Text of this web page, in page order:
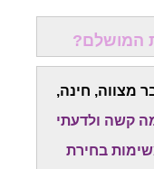
המושלם?
מצווה, חינה,
קשה ולדעתי
בחירת